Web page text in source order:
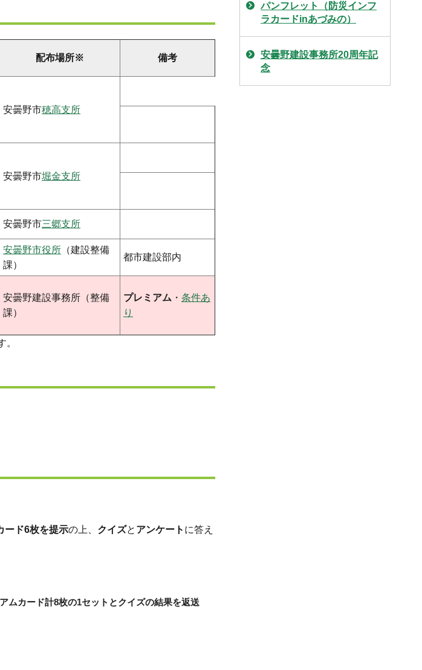
配布場所※ 備考
安曇野市穂高支所
安曇野市堀金支所
安曇野市三郷支所
安曇野市役所 （建設整備
課）
都市建設部内
安曇野建設事務所（整備
課）
プレミアム ・ 条件あ
り
ード6枚を提示の上、 クイズと アンケート に答え
ムカード計8枚の1セットとクイズの結果を返送
パンフレット（防災インフ
ラカードinあづみの）
安曇野建設事務所20周年記
念